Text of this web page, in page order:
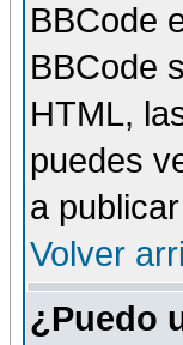
BBCode
BBCode
HTML,
puedes
a
Volver
¿Puedo